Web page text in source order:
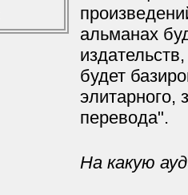
альманах
будет
элитарного,
перевода".
На какую